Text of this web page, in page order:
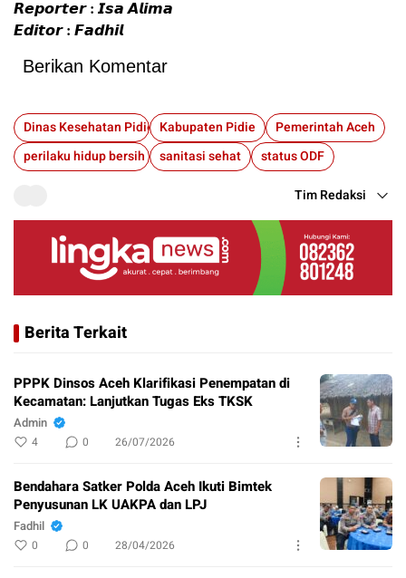
𝙍𝙚𝙥𝙤𝙧𝙩𝙚𝙧 : 𝙄𝙨𝙖 𝘼𝙡𝙞𝙢𝙖
𝙀𝙙𝙞𝙩𝙤𝙧 : 𝙁𝙖𝙙𝙝𝙞𝙡
Berikan Komentar
Dinas Kesehatan Pidie Kabupaten Pidie
Pemerintah Aceh
perilaku hidup bersih
sanitasi sehat status ODF
Tim Redaksi
Berita Terkait
PPPK Dinsos Aceh Klarifikasi Penempatan di
Kecamatan: Lanjutkan Tugas Eks TKSK
Admin
4 0 26/07/2026
Bendahara Satker Polda Aceh Ikuti Bimtek
Penyusunan LK UAKPA dan LPJ
Fadhil
0 0 28/04/2026